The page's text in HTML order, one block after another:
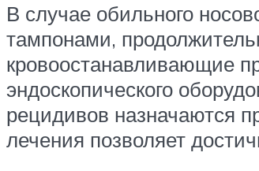
В случае обильного
тампонами,
кровоостанавливающие
эндоскопического
рецидивов назначаются
лечения позволяет